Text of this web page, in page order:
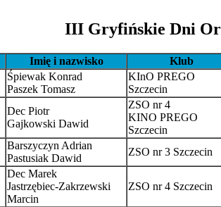
III Gryfińskie Dni
Imię i nazwisko Klub
Śpiewak Konrad
Paszek Tomasz
KInO PREGO
Szczecin
Dec Piotr
Gajkowski Dawid
ZSO nr 4
KINO PREGO
Szczecin
Barszyczyn Adrian
Pastusiak Dawid
ZSO nr 3 Szczecin
Dec Marek
Jastrzębiec-Zakrzewski
Marcin
ZSO nr 4 Szczecin